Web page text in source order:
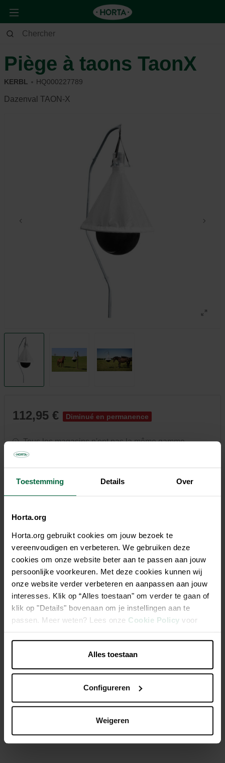
Toestemming Details Over
Horta.org
Horta.org gebruikt cookies om jouw bezoek te
vereenvoudigen en verbeteren. We gebruiken deze
cookies om onze website beter aan te passen aan jouw
persoonlijke voorkeuren. Met deze cookies kunnen wij
onze website verder verbeteren en aanpassen aan jouw
interesses. Klik op “Alles toestaan" om verder te gaan of
klik op "Details" bovenaan om je instellingen aan te
passen. Meer weten? Lees onze Cookie Policy voor
meer informatie.
Alles toestaan
Configureren
Weigeren
Animaux Cheval
Piège à taons TaonX
KERBL HQ000227789
Dazenval TAON-X
112,95 € Diminué en permanence
Tous les magasins n'ont pas la même gamme
Chaque piège réduit la quantité de taons jusqu'à 95 % dans
l'environnement direct. Facile à monter et extrêmement
robuste. Pièces métalliques garanties 2 ans. Comment
fonctionne le piège ? La balle se réchauffe et simule ainsi un
corps-cible dont les taons peuvent sucer le sang. Après la
tentative infructueuse de collecte de sang, l'insecte s'élève
de sa cible et identifie le collecteur piège comme étant la
seule issue possible.